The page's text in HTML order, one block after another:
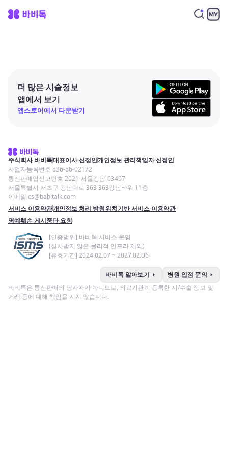
더 많은 시술정보
앱에서 보기
앱스토어에서 다운받기
주식회사 바비톡대표이사 신정인개인정보 관리책임자 신정인
사업자등록번호 836-86-02172
통신판매업신고번호 2021-서울강남-03497
서울특별시 서초구 강남대로 363 363강남타워 11층
이메일 cs@babitalk.com
서비스 이용약관개인정보 처리 방침위치기반 서비스 이용약관
명예훼손 게시중단 요청
[인증범위] 바비톡 서비스 운영
(심사받지 않은 물리적 인프라 제외)
[유효기간] 2024.02.07 ~ 2027.02.06
바비톡 알아보기 arrow_right 병원 입점 문의 arrow_right
바비톡은 통신판매의 당사자가 아니므로, 의료기관이 등록한 시/수술 정보 및
거래 등에 대해 책임을 지지 않습니다.